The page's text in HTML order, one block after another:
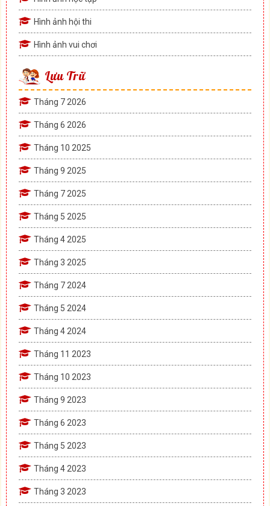
Hình ảnh hội thi
Hình ảnh vui chơi
Lưu Trữ
Tháng 7 2026
Tháng 6 2026
Tháng 10 2025
Tháng 9 2025
Tháng 7 2025
Tháng 5 2025
Tháng 4 2025
Tháng 3 2025
Tháng 7 2024
Tháng 5 2024
Tháng 4 2024
Tháng 11 2023
Tháng 10 2023
Tháng 9 2023
Tháng 6 2023
Tháng 5 2023
Tháng 4 2023
Tháng 3 2023